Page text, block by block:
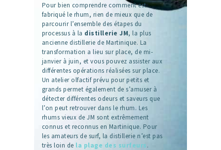
Pour bien comprendre comment est
fabriqué le rhum, rien de mieux que de
parcourir l’ensemble des étapes du
processus à la distillerie JM, la plus
ancienne distillerie de Martinique. La
transformation a lieu sur place, de mi-
janvier à juin, et vous pouvez assister aux
différentes opérations réalisées sur place.
Un atelier olfactif prévu pour petits et
grands permet également de s’amuser à
détecter différentes odeurs et saveurs que
l’on peut retrouver dans le rhum. Les
rhums vieux de JM sont extrêmement
connus et reconnus en Martinique. Pour
les amateurs de surf, la distillerie n’est pas
très loin de la plage des surfeurs.